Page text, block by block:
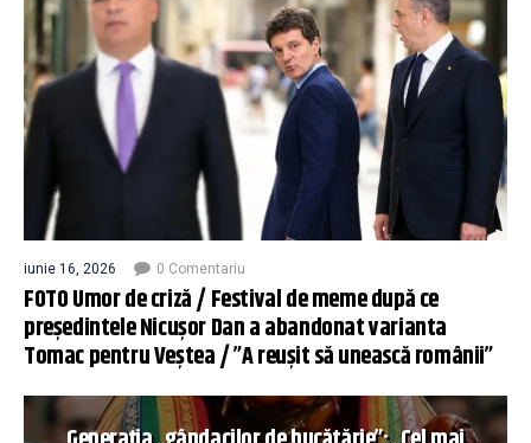
iunie 16, 2026 0 Comentariu
FOTO Umor de criză / Festival de meme după ce
președintele Nicușor Dan a abandonat varianta
Tomac pentru Veștea / ”A reușit să unească românii”